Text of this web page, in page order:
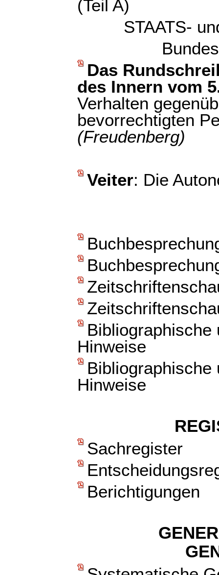
(Teil A)
STAATS-
Das
des Innern vom
Verhalten
bevorrechtigten
(Freudenberg)
Veiter: Die
Bibliographische
Hinweise
Bibliographische
Hinweise
Sachregister
Berichtigungen